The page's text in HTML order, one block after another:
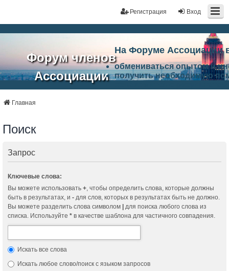
Вход
Регистрация
Форум членов
Ассоциации
На Форуме Ассоциации
обмениваться опытом и
получить необходимую
Главная
Поиск
Запрос
Ключевые слова:
Вы можете использовать + , чтобы определить слова, которые должны
быть в результатах, и - для слов, которых в результатах быть не должно.
Вы можете разделить слова символом | для поиска любого слова из
списка. Используйте * в качестве шаблона для частичного совпадения.
Искать все слова
Искать любое слово/поиск с языком запросов